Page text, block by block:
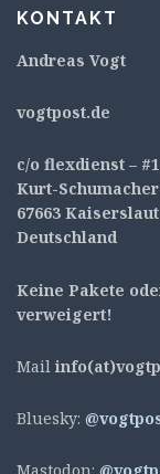
KONTAKT
Andreas Vogt
vogtpost.de
c/o flexdienst –
Kurt-
67663
Deutschland
Keine Pakete
verweigert!
Mail
Bluesky: